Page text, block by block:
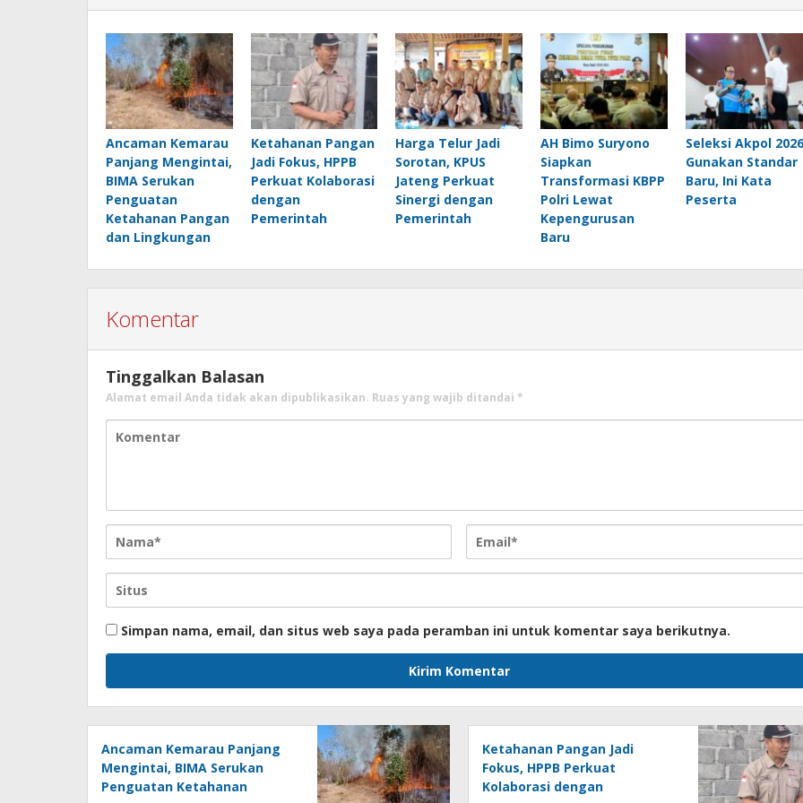
Ancaman Kemarau
Panjang Mengintai,
BIMA Serukan
Penguatan
Ketahanan Pangan
dan Lingkungan
Ketahanan Pangan
Jadi Fokus, HPPB
Perkuat Kolaborasi
dengan
Pemerintah
Harga Telur Jadi
Sorotan, KPUS
Jateng Perkuat
Sinergi dengan
Pemerintah
AH Bimo Suryono
Siapkan
Transformasi KBPP
Polri Lewat
Kepengurusan
Baru
Seleksi Akpol 2026
Gunakan Standar
Baru, Ini Kata
Peserta
Komentar
Tinggalkan Balasan
Alamat email Anda tidak akan dipublikasikan. Ruas yang wajib ditandai *
Simpan nama, email, dan situs web saya pada peramban ini untuk komentar saya berikutnya.
Ancaman Kemarau Panjang
Mengintai, BIMA Serukan
Penguatan Ketahanan
Ketahanan Pangan Jadi
Fokus, HPPB Perkuat
Kolaborasi dengan